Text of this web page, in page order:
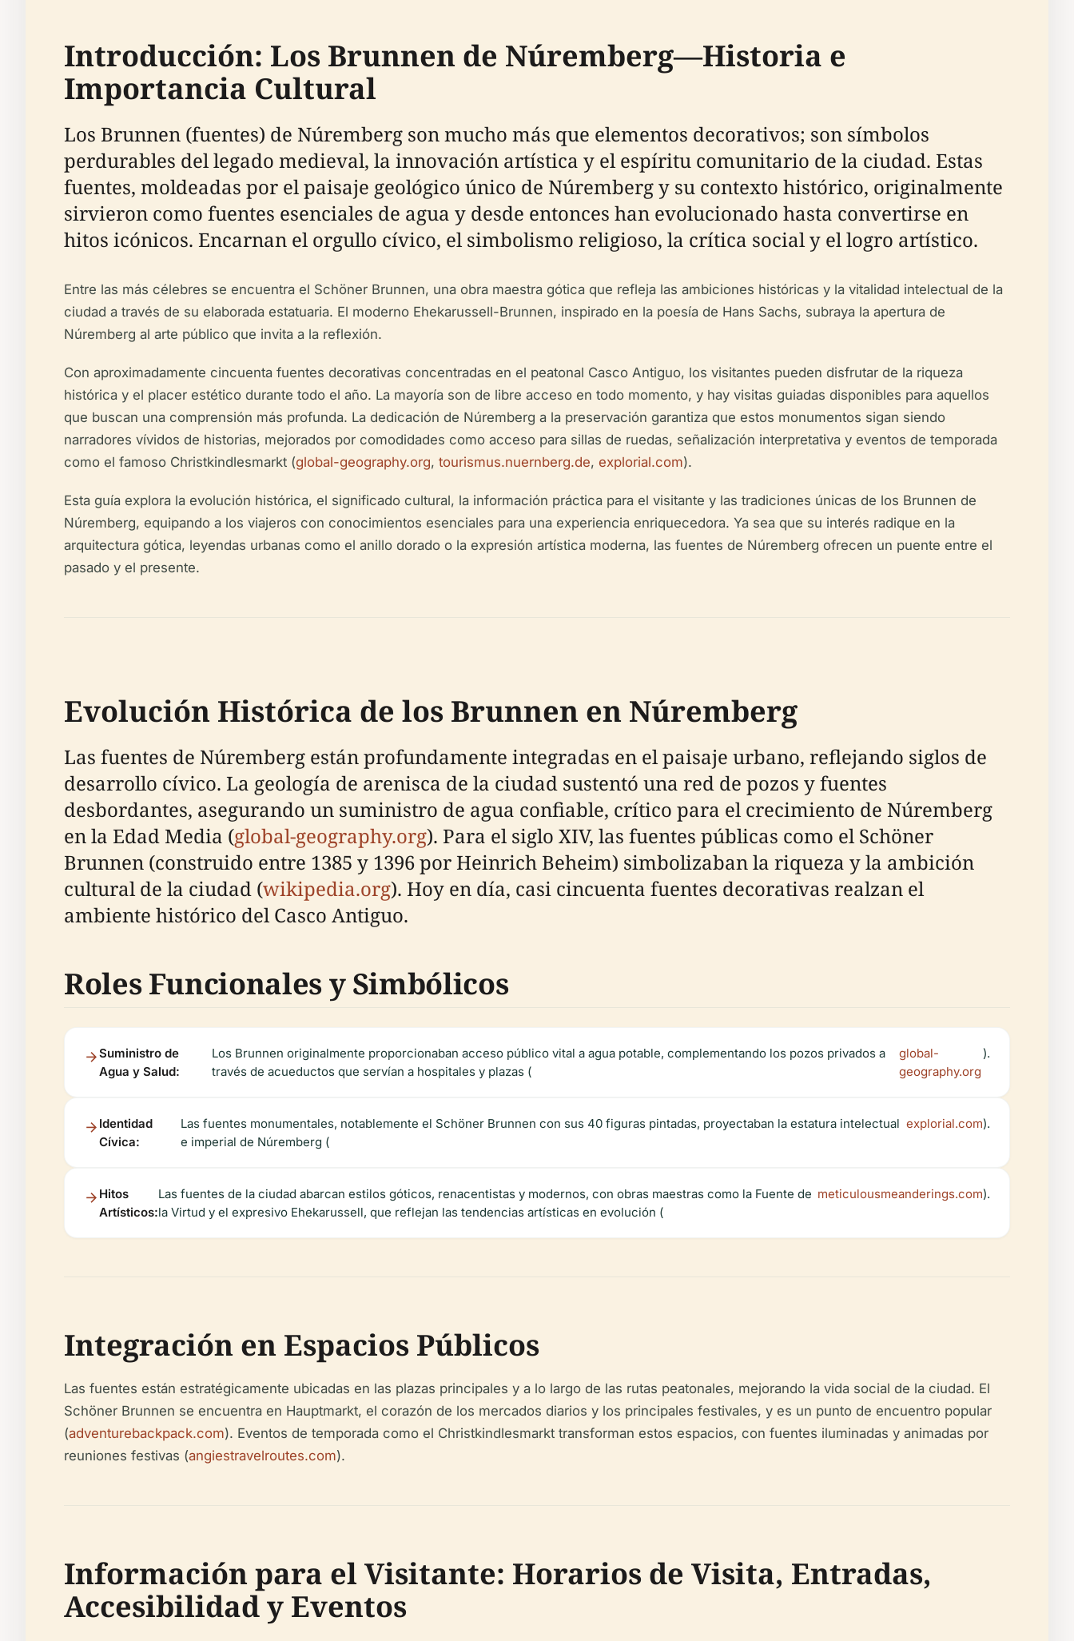
Introducción: Los Brunnen de Núremberg—Historia e
Importancia Cultural
Los Brunnen (fuentes) de Núremberg son mucho más que elementos decorativos; son símbolos
perdurables del legado medieval, la innovación artística y el espíritu comunitario de la ciudad. Estas
fuentes, moldeadas por el paisaje geológico único de Núremberg y su contexto histórico, originalmente
sirvieron como fuentes esenciales de agua y desde entonces han evolucionado hasta convertirse en
hitos icónicos. Encarnan el orgullo cívico, el simbolismo religioso, la crítica social y el logro artístico.
Entre las más célebres se encuentra el Schöner Brunnen, una obra maestra gótica que refleja las ambiciones históricas y la vitalidad intelectual de la
ciudad a través de su elaborada estatuaria. El moderno Ehekarussell-Brunnen, inspirado en la poesía de Hans Sachs, subraya la apertura de
Núremberg al arte público que invita a la reflexión.
Con aproximadamente cincuenta fuentes decorativas concentradas en el peatonal Casco Antiguo, los visitantes pueden disfrutar de la riqueza
histórica y el placer estético durante todo el año. La mayoría son de libre acceso en todo momento, y hay visitas guiadas disponibles para aquellos
que buscan una comprensión más profunda. La dedicación de Núremberg a la preservación garantiza que estos monumentos sigan siendo
narradores vívidos de historias, mejorados por comodidades como acceso para sillas de ruedas, señalización interpretativa y eventos de temporada
como el famoso Christkindlesmarkt (global-geography.org, tourismus.nuernberg.de, explorial.com).
Esta guía explora la evolución histórica, el significado cultural, la información práctica para el visitante y las tradiciones únicas de los Brunnen de
Núremberg, equipando a los viajeros con conocimientos esenciales para una experiencia enriquecedora. Ya sea que su interés radique en la
arquitectura gótica, leyendas urbanas como el anillo dorado o la expresión artística moderna, las fuentes de Núremberg ofrecen un puente entre el
pasado y el presente.
Evolución Histórica de los Brunnen en Núremberg
Las fuentes de Núremberg están profundamente integradas en el paisaje urbano, reflejando siglos de
desarrollo cívico. La geología de arenisca de la ciudad sustentó una red de pozos y fuentes
desbordantes, asegurando un suministro de agua confiable, crítico para el crecimiento de Núremberg
en la Edad Media (global-geography.org). Para el siglo XIV, las fuentes públicas como el Schöner
Brunnen (construido entre 1385 y 1396 por Heinrich Beheim) simbolizaban la riqueza y la ambición
cultural de la ciudad (wikipedia.org). Hoy en día, casi cincuenta fuentes decorativas realzan el
ambiente histórico del Casco Antiguo.
Roles Funcionales y Simbólicos
Suministro de
Agua y Salud:
Los Brunnen originalmente proporcionaban acceso público vital a agua potable, complementando los pozos privados a
través de acueductos que servían a hospitales y plazas (
global-
geography.org
).
Identidad
Cívica:
Las fuentes monumentales, notablemente el Schöner Brunnen con sus 40 figuras pintadas, proyectaban la estatura intelectual
e imperial de Núremberg (
explorial.com).
Hitos
Artísticos:
Las fuentes de la ciudad abarcan estilos góticos, renacentistas y modernos, con obras maestras como la Fuente de
la Virtud y el expresivo Ehekarussell, que reflejan las tendencias artísticas en evolución (
meticulousmeanderings.com).
Integración en Espacios Públicos
Las fuentes están estratégicamente ubicadas en las plazas principales y a lo largo de las rutas peatonales, mejorando la vida social de la ciudad. El
Schöner Brunnen se encuentra en Hauptmarkt, el corazón de los mercados diarios y los principales festivales, y es un punto de encuentro popular
(adventurebackpack.com). Eventos de temporada como el Christkindlesmarkt transforman estos espacios, con fuentes iluminadas y animadas por
reuniones festivas (angiestravelroutes.com).
Información para el Visitante: Horarios de Visita, Entradas,
Accesibilidad y Eventos